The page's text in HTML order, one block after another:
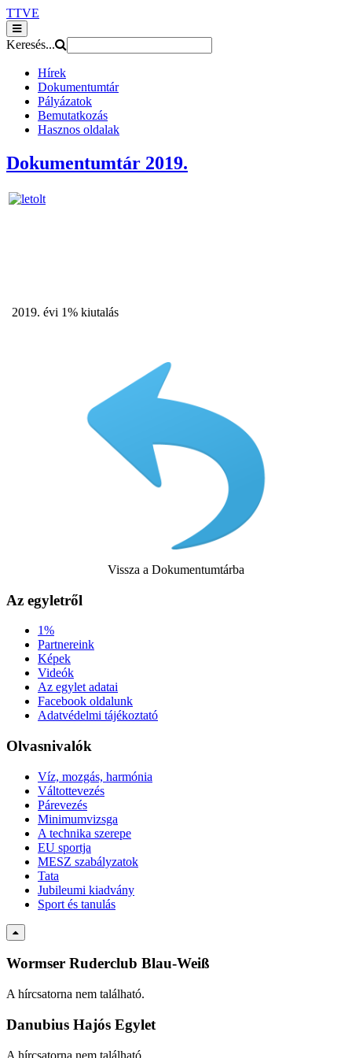
TTVE
Keresés...
Hírek
Dokumentumtár
Pályázatok
Bemutatkozás
Hasznos oldalak
Dokumentumtár 2019.
2019. évi 1% kiutalás
Vissza a Dokumentumtárba
Az egyletről
1%
Partnereink
Képek
Videók
Az egylet adatai
Facebook oldalunk
Adatvédelmi tájékoztató
Olvasnivalók
Víz, mozgás, harmónia
Váltottevezés
Párevezés
Minimumvizsga
A technika szerepe
EU sportja
MESZ szabályzatok
Tata
Jubileumi kiadvány
Sport és tanulás
Wormser Ruderclub Blau-Weiß
A hírcsatorna nem található.
Danubius Hajós Egylet
A hírcsatorna nem található.